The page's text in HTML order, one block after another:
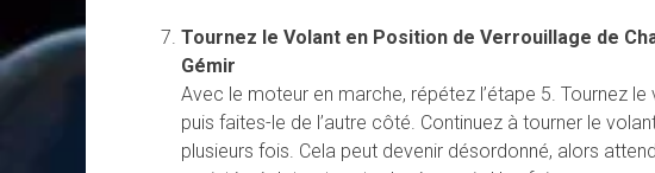
Tournez le Volant en Position de Verrouillage de
Gémir
Avec le moteur en marche, répétez l’étape 5. Tournez le
puis faites-le de l’autre côté. Continuez à tourner le
plusieurs fois. Cela peut devenir désordonné, alors